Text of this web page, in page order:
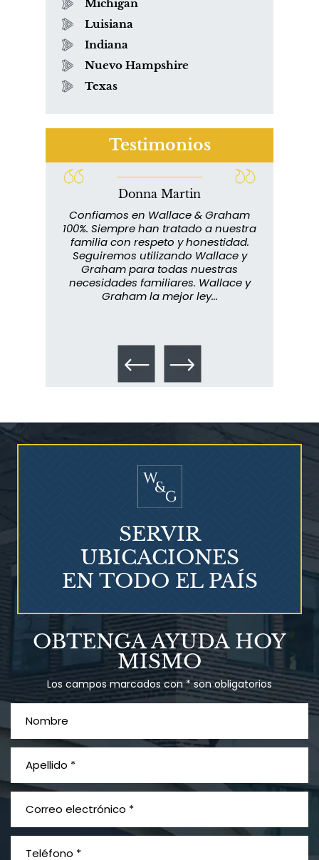
Michigan
Luisiana
Indiana
Nuevo Hampshire
Texas
Testimonios
Donna Martin
Confiamos en Wallace & Graham
100%. Siempre han tratado a nuestra
familia con respeto y honestidad.
Seguiremos utilizando Wallace y
Graham para todas nuestras
necesidades familiares. Wallace y
Graham la mejor ley...
OBTENGA AYUDA HOY
MISMO
Los campos marcados con * son obligatorios
SERVIR
UBICACIONES
EN TODO EL PAÍS